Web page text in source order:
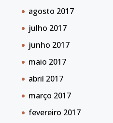
agosto 2017
julho 2017
junho 2017
maio 2017
abril 2017
março 2017
fevereiro 2017